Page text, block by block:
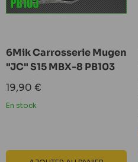
6Mik Carrosserie Mugen
"JC" S15 MBX-8 PB103
Prix
réduit
19,90 €
En stock